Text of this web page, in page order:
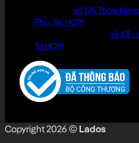
số 124 Thoại
Phú, Tp. HCM
số 63 -
Tp.HCM
Copyright 2026 © Lados